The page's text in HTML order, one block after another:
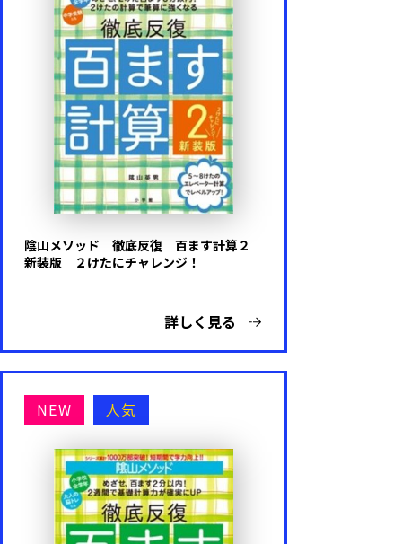
陰山メソッド 徹底反復 百ます計算２
新装版 ２けたにチャレンジ！
詳しく見る
NEW 人気